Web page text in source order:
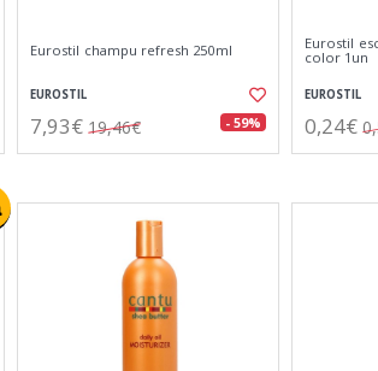
Eurostil champu refresh 250ml
EUROSTIL
7,93€ 19,46€ - 59%
Eurostil
color 1un
EUROSTIL
0,24€